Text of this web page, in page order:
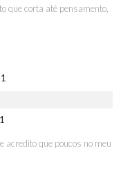
que corta até pensamento,
acredito que poucos no meu